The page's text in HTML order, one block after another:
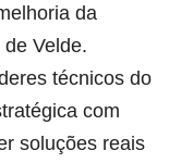
da
Velde.
técnicos do
com
soluções reais